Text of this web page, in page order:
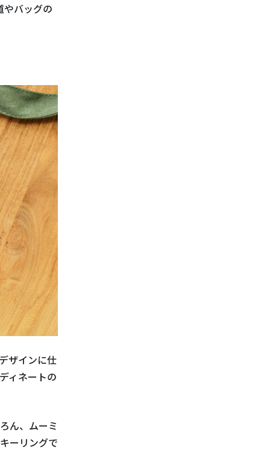
やバッグの
ザインに仕
ィネートの
ん、ムーミ
ーリングで